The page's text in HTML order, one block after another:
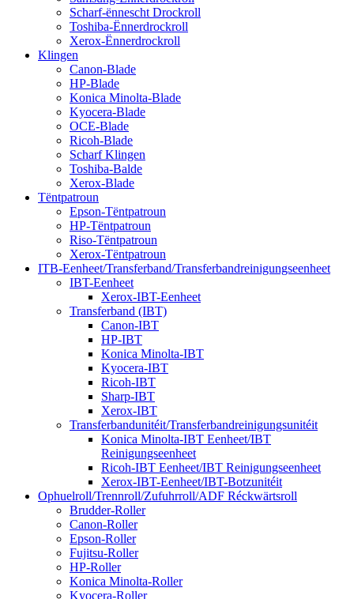
Scharf-ënnescht Drockroll
Toshiba-Ënnerdrockroll
Xerox-Ënnerdrockroll
Klingen
Canon-Blade
HP-Blade
Konica Minolta-Blade
Kyocera-Blade
OCE-Blade
Ricoh-Blade
Scharf Klingen
Toshiba-Balde
Xerox-Blade
Tëntpatroun
Epson-Tëntpatroun
HP-Tëntpatroun
Riso-Tëntpatroun
Xerox-Tëntpatroun
ITB-Eenheet/Transferband/Transferbandreinigungseenheet
IBT-Eenheet
Xerox-IBT-Eenheet
Transferband (IBT)
Canon-IBT
HP-IBT
Konica Minolta-IBT
Kyocera-IBT
Ricoh-IBT
Sharp-IBT
Xerox-IBT
Transferbandunitéit/Transferbandreinigungsunitéit
Konica Minolta-IBT Eenheet/IBT
Reinigungseenheet
Ricoh-IBT Eenheet/IBT Reinigungseenheet
Xerox-IBT-Eenheet/IBT-Botzunitéit
Ophuelroll/Trennroll/Zufuhrroll/ADF Réckwärtsroll
Brudder-Roller
Canon-Roller
Epson-Roller
Fujitsu-Roller
HP-Roller
Konica Minolta-Roller
Kyocera-Roller